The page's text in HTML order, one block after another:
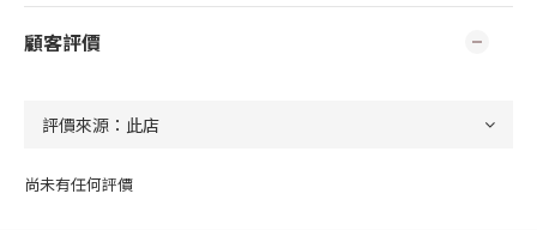
顧客評價
尚未有任何評價